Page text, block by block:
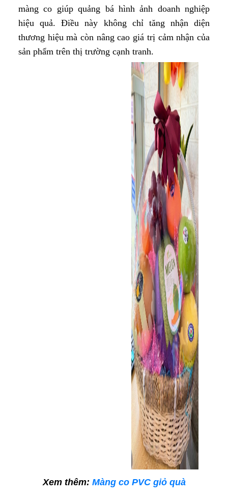
màng co giúp quảng bá hình ảnh doanh nghiệp
hiệu quả. Điều này không chỉ tăng nhận diện
thương hiệu mà còn nâng cao giá trị cảm nhận của
sản phẩm trên thị trường cạnh tranh.
Xem thêm: Màng co PVC giỏ quà